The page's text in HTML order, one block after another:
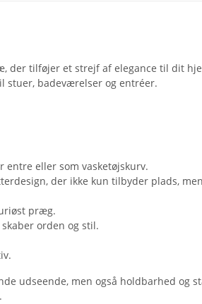
der tilføjer et strejf af elegance til dit
stuer, badeværelser og entréer.
eller som vasketøjskurv.
der ikke kun tilbyder plads,
præg.
orden og stil.
udseende, men også holdbarhed og